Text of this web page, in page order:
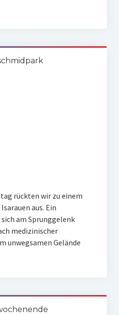
rückten wir zu einem
aus. Ein
am Sprunggelenk
medizinischer
unwegsamen Gelände